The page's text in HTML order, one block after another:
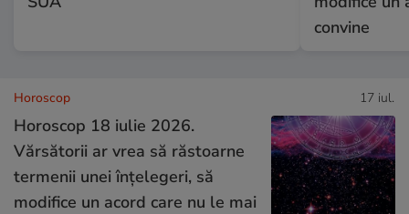
convine
Horoscop 17 iul.
Horoscop 18 iulie 2026.
Vărsătorii ar vrea să răstoarne
termenii unei înțelegeri, să
modifice un acord care nu le mai